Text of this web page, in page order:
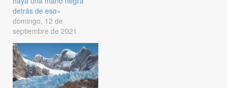
detrás de eso»
domingo, 12 de
septiembre de 2021